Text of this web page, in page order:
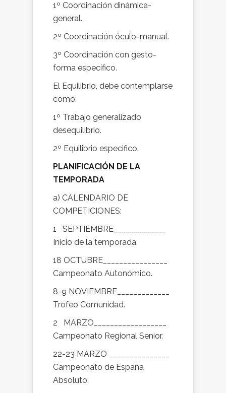
1º Coordinación dinámica-
general.
2º Coordinación óculo-manual.
3º Coordinación con gesto-
forma específico.
El Equilibrio, debe contemplarse
como:
1º Trabajo generalizado
desequilibrio.
2º Equilibrio especifico.
PLANIFICACIÓN DE LA
TEMPORADA
a) CALENDARIO DE
COMPETICIONES:
1 SEPTIEMBRE_____________
Inicio de la temporada.
18 OCTUBRE________________
Campeonato Autonómico.
8-9 NOVIEMBRE_____________
Trofeo Comunidad.
2 MARZO__________________
Campeonato Regional Senior.
22-23 MARZO _______________
Campeonato de España
Absoluto.